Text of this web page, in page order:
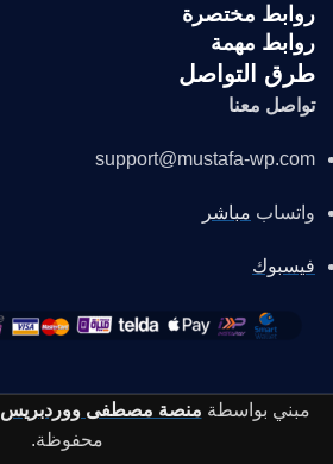
روابط مختصرة
روابط مهمة
طرق التواصل
تواصل معنا
support@mustafa-wp.com
واتساب مباشر
فيسبوك
مبني بواسطة منصة مصطفى ووردبريس
محفوظة.